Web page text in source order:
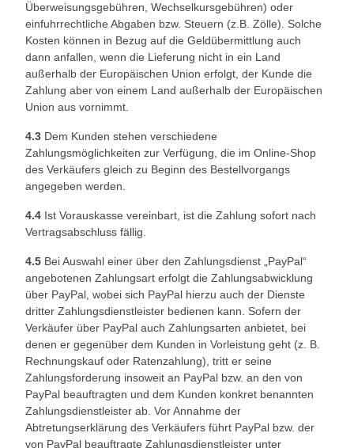
Überweisungsgebühren, Wechselkursgebühren) oder
einfuhrrechtliche Abgaben bzw. Steuern (z.B. Zölle). Solche
Kosten können in Bezug auf die Geldübermittlung auch
dann anfallen, wenn die Lieferung nicht in ein Land
außerhalb der Europäischen Union erfolgt, der Kunde die
Zahlung aber von einem Land außerhalb der Europäischen
Union aus vornimmt.
4.3 Dem Kunden stehen verschiedene
Zahlungsmöglichkeiten zur Verfügung, die im Online-Shop
des Verkäufers gleich zu Beginn des Bestellvorgangs
angegeben werden.
4.4 Ist Vorauskasse vereinbart, ist die Zahlung sofort nach
Vertragsabschluss fällig.
4.5 Bei Auswahl einer über den Zahlungsdienst „PayPal“
angebotenen Zahlungsart erfolgt die Zahlungsabwicklung
über PayPal, wobei sich PayPal hierzu auch der Dienste
dritter Zahlungsdienstleister bedienen kann. Sofern der
Verkäufer über PayPal auch Zahlungsarten anbietet, bei
denen er gegenüber dem Kunden in Vorleistung geht (z. B.
Rechnungskauf oder Ratenzahlung), tritt er seine
Zahlungsforderung insoweit an PayPal bzw. an den von
PayPal beauftragten und dem Kunden konkret benannten
Zahlungsdienstleister ab. Vor Annahme der
Abtretungserklärung des Verkäufers führt PayPal bzw. der
von PayPal beauftragte Zahlungsdienstleister unter